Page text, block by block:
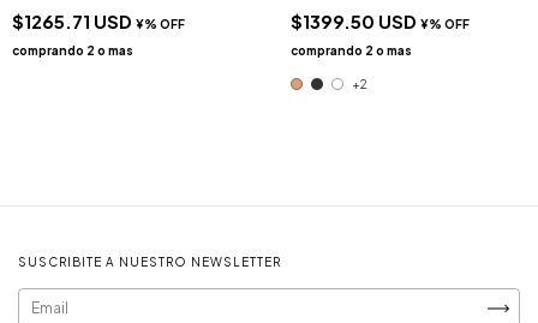
$1265.71 USD $1399.50 USD
+2
SUSCRIBITE A NUESTRO NEWSLETTER